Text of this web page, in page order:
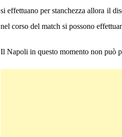
si effettuano per stanchezza allora il
nel corso del match si possono
Il Napoli in questo momento non può